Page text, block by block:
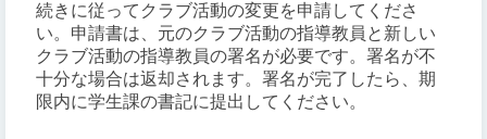
続きに従ってクラブ活動の変更を申請してくださ
い。申請書は、元のクラブ活動の指導教員と新しい
クラブ活動の指導教員の署名が必要です。署名が不
十分な場合は返却されます。署名が完了したら、期
限内に学生課の書記に提出してください。